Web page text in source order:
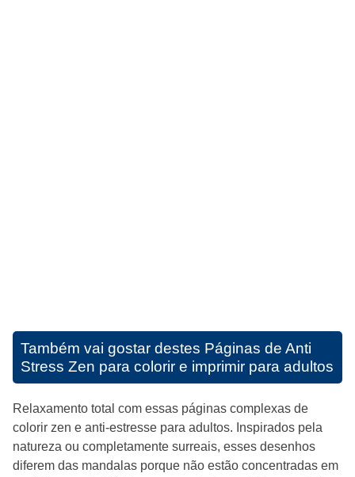
Também vai gostar destes Páginas de Anti
Stress Zen para colorir e imprimir para adultos
Relaxamento total com essas páginas complexas de
colorir zen e anti-estresse para adultos. Inspirados pela
natureza ou completamente surreais, esses desenhos
diferem das mandalas porque não estão concentradas em